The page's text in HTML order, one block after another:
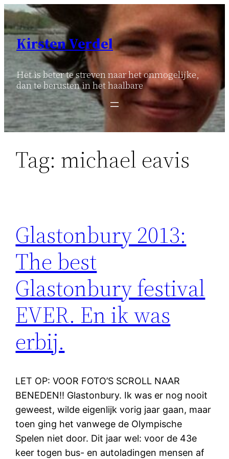
Ga
naar
inhoud
Kirsten Verdel
Het is beter te streven naar het onmogelijke,
dan te berusten in het haalbare
Tag: michael eavis
Glastonbury 2013:
The best
Glastonbury festival
EVER. En ik was
erbij.
LET OP: VOOR FOTO’S SCROLL NAAR
BENEDEN!! Glastonbury. Ik was er nog nooit
geweest, wilde eigenlijk vorig jaar gaan, maar
toen ging het vanwege de Olympische
Spelen niet door. Dit jaar wel: voor de 43e
keer togen bus- en autoladingen mensen af